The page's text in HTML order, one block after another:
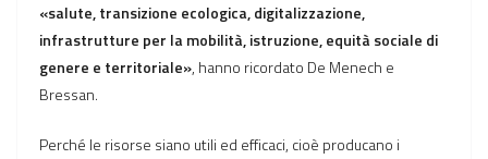
«salute, transizione ecologica, digitalizzazione,
infrastrutture per la mobilità, istruzione, equità sociale di
genere e territoriale», hanno ricordato De Menech e
Bressan.
Perché le risorse siano utili ed efficaci, cioè producano i